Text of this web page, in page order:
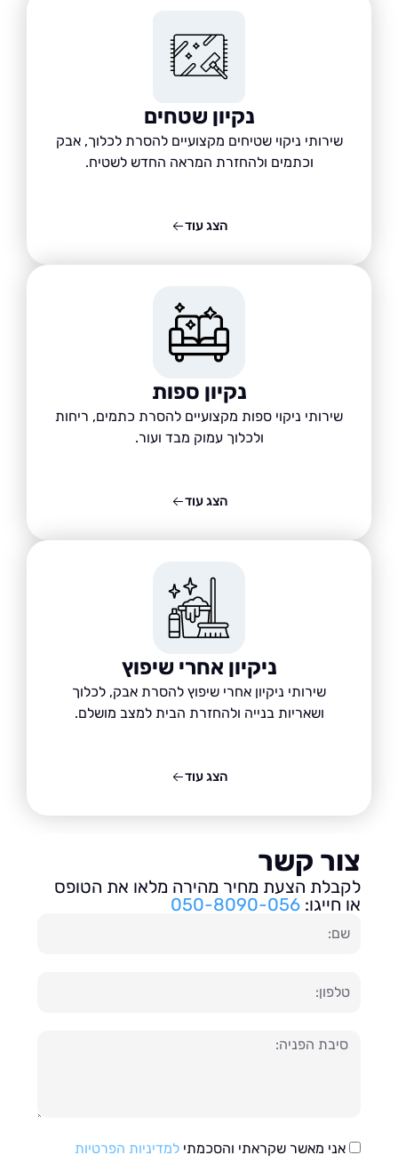
נקיון שטחים
שירותי ניקוי שטיחים מקצועיים להסרת לכלוך, אבק
וכתמים ולהחזרת המראה החדש לשטיח.
נקיון ספות
שירותי ניקוי ספות מקצועיים להסרת כתמים, ריחות
ולכלוך עמוק מבד ועור.
ניקיון אחרי שיפוץ
שירותי ניקיון אחרי שיפוץ להסרת אבק, לכלוך
ושאריות בנייה ולהחזרת הבית למצב מושלם.
קשר
הצעת מחיר מהירה מלאו את הטופס
חייגו:050-8090-056
אני מאשר שקראתי והסכמתילמדיניות הפרטיות